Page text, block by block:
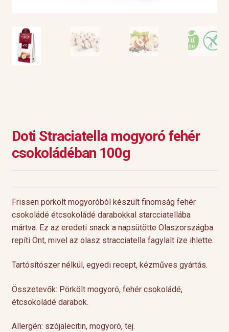
Doti Straciatella mogyoró fehér
csokoládéban 100g
Frissen pörkölt mogyoróból készült finomság fehér
csokoládé étcsokoládé darabokkal starcciatellába
mártva. Ez az eredeti snack a napsütötte Olaszországba
repíti Önt, mivel az olasz stracciatella fagylalt íze ihlette.
Tartósítószer nélkül, egyedi recept, kézműves gyártás.
Összetevők: Pörkölt mogyoró, fehér csokoládé,
étcsokoládé darabok.
Allergén: szójalecitin, mogyoró, tej.